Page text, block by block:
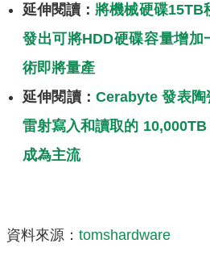
延伸閱讀： 將機械硬碟15TB
發出可將HDD硬碟容量增加
術即將量產
延伸閱讀：Cerabyte 發表陶
雷射寫入和讀取的
成為主流
資料來源： tomshardware